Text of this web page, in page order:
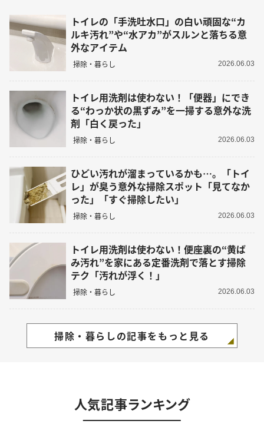
トイレの「手洗吐水口」の白い頑固な“カ
ルキ汚れ”や“水アカ”がスルンと落ちる意
外なアイテム
掃除・暮らし 2026.06.03
トイレ用洗剤は使わない！「便器」にでき
る“わっか状の黒ずみ”を一掃する意外な洗
剤「白く戻った」
掃除・暮らし 2026.06.03
ひどい汚れが溜まっているかも…。「トイ
レ」が臭う意外な掃除スポット「見てなか
った」「すぐ掃除したい」
掃除・暮らし 2026.06.03
トイレ用洗剤は使わない！便座裏の“黄ば
み汚れ”を家にある定番洗剤で落とす掃除
テク「汚れが浮く！」
掃除・暮らし 2026.06.03
掃除・暮らしの記事をもっと見る
人気記事ランキング